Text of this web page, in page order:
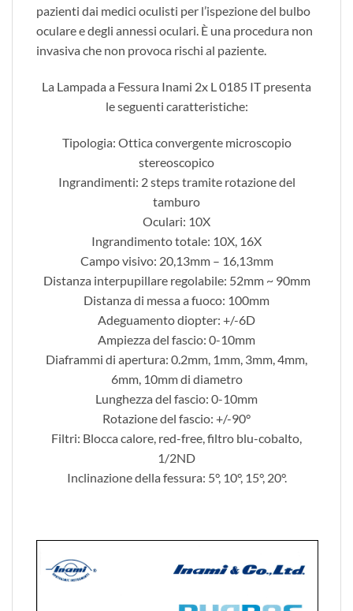
pazienti dai medici oculisti per l’ispezione del bulbo
oculare e degli annessi oculari. È una procedura non
invasiva che non provoca rischi al paziente.
La Lampada a Fessura Inami 2x L 0185 IT presenta
le seguenti caratteristiche:
Tipologia: Ottica convergente microscopio
stereoscopico
Ingrandimenti: 2 steps tramite rotazione del
tamburo
Oculari: 10X
Ingrandimento totale: 10X, 16X
Campo visivo: 20,13mm – 16,13mm
Distanza interpupillare regolabile: 52mm ~ 90mm
Distanza di messa a fuoco: 100mm
Adeguamento diopter: +/-6D
Ampiezza del fascio: 0-10mm
Diaframmi di apertura: 0.2mm, 1mm, 3mm, 4mm,
6mm, 10mm di diametro
Lunghezza del fascio: 0-10mm
Rotazione del fascio: +/-90°
Filtri: Blocca calore, red-free, filtro blu-cobalto,
1/2ND
Inclinazione della fessura: 5°, 10°, 15°, 20°.